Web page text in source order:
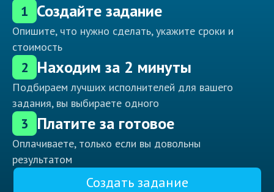
1 Создайте задание
Опишите, что нужно сделать, укажите сроки и
стоимость
2 Находим за 2 минуты
Подбираем лучших исполнителей для вашего
задания, вы выбираете одного
3 Платите за готовое
Оплачиваете, только если вы довольны
результатом
Создать задание